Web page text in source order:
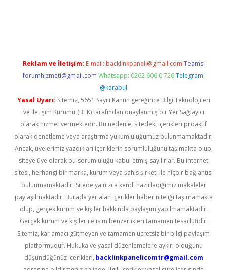
Reklam ve İletişim: E-mail: backlinkpaneli@gmail.com Teams:
forumhizmeti@gmail.com Whatsapp: 0262 606 0 726 Telegram:
@karabul
Yasal Uyarı: Sitemiz, 5651 Sayılı Kanun gereğince Bilgi Teknolojileri
ve İletişim Kurumu (BTK) tarafından onaylanmış bir Yer Sağlayıcı
olarak hizmet vermektedir. Bu nedenle, sitedeki içerikleri proaktif
olarak denetleme veya araştırma yükümlülüğümüz bulunmamaktadır.
Ancak, üyelerimiz yazdıkları içeriklerin sorumluluğunu taşımakta olup,
siteye üye olarak bu sorumluluğu kabul etmiş sayılırlar. Bu internet
sitesi, herhangi bir marka, kurum veya şahıs şirketi ile hiçbir bağlantısı
bulunmamaktadır. Sitede yalnızca kendi hazırladığımız makaleler
paylaşılmaktadır. Burada yer alan içerikler haber niteliği taşımamakta
olup, gerçek kurum ve kişiler hakkında paylaşım yapılmamaktadır.
Gerçek kurum ve kişiler ile isim benzerlikleri tamamen tesadüfidir.
Sitemiz, kar amacı gütmeyen ve tamamen ücretsiz bir bilgi paylaşım
platformudur. Hukuka ve yasal düzenlemelere aykırı olduğunu
düşündüğünüz içerikleri, backlinkpanelicomtr@gmail.com